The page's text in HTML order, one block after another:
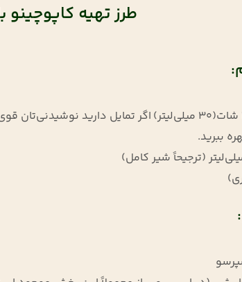
طرز تهیه
ببرید.
(ترجیحاً شیر کامل)